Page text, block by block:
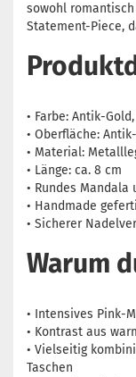
sowohl
Statement-Piece,
• Farbe: Antik-
• Oberfläche:
• Material:
• Länge: ca. 8 cm
• Rundes
• Handmade
• Sicherer
Warum
• Intensives Pink-
• Kontrast aus
• Vielseitig
Taschen